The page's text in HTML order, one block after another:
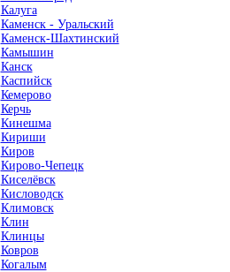
Калуга
Каменск - Уральский
Каменск-Шахтинский
Камышин
Канск
Каспийск
Кемерово
Керчь
Кинешма
Кириши
Киров
Кирово-Чепецк
Киселёвск
Кисловодск
Климовск
Клин
Клинцы
Ковров
Когалым